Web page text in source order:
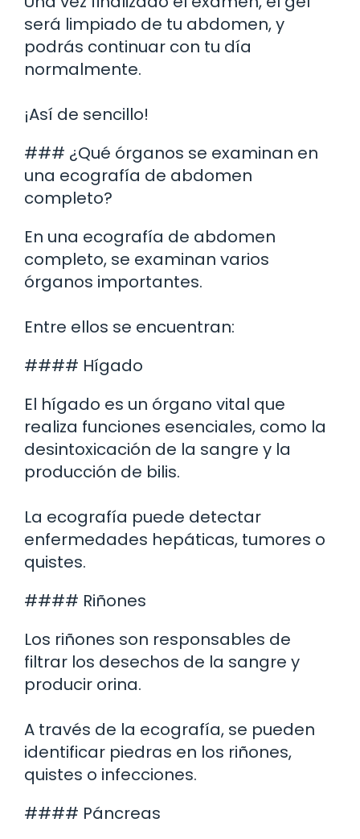
será limpiado de tu abdomen, y
podrás continuar con tu día
normalmente.
¡Así de sencillo!
### ¿Qué órganos se examinan en
una ecografía de abdomen
completo?
En una ecografía de abdomen
completo, se examinan varios
órganos importantes.
Entre ellos se encuentran:
#### Hígado
El hígado es un órgano vital que
realiza funciones esenciales, como la
desintoxicación de la sangre y la
producción de bilis.
La ecografía puede detectar
enfermedades hepáticas, tumores o
quistes.
#### Riñones
Los riñones son responsables de
filtrar los desechos de la sangre y
producir orina.
A través de la ecografía, se pueden
identificar piedras en los riñones,
quistes o infecciones.
#### Páncreas